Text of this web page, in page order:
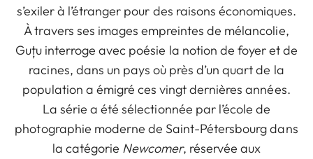
s’exiler à l’étranger pour des raisons économiques.
À travers ses images empreintes de mélancolie,
Guțu interroge avec poésie la notion de foyer et de
racines, dans un pays où près d’un quart de la
population a émigré ces vingt dernières années.
La série a été sélectionnée par l’école de
photographie moderne de Saint-Pétersbourg dans
la catégorie Newcomer, réservée aux